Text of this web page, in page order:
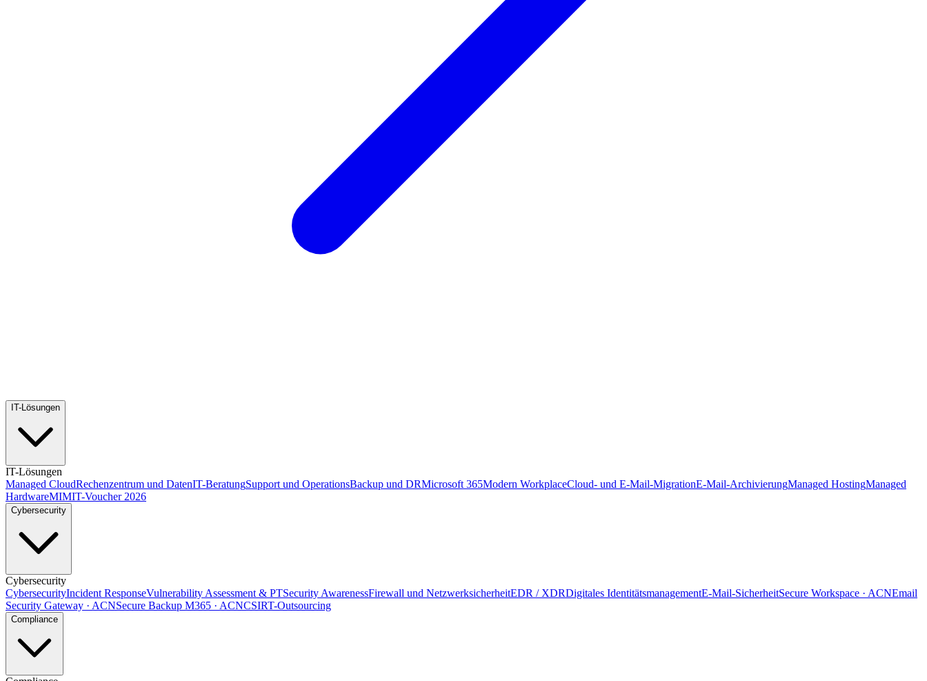
IT-Lösungen
IT-Lösungen
Managed CloudRechenzentrum und DatenIT-BeratungSupport und OperationsBackup und DRMicrosoft 365Modern WorkplaceCloud- und E-Mail-MigrationE-Mail-ArchivierungManaged HostingManaged
HardwareMIMIT-Voucher 2026
Cybersecurity
Cybersecurity
CybersecurityIncident ResponseVulnerability Assessment & PTSecurity AwarenessFirewall und NetzwerksicherheitEDR / XDRDigitales IdentitätsmanagementE-Mail-SicherheitSecure Workspace · ACNEmail
Security Gateway · ACNSecure Backup M365 · ACNCSIRT-Outsourcing
Compliance